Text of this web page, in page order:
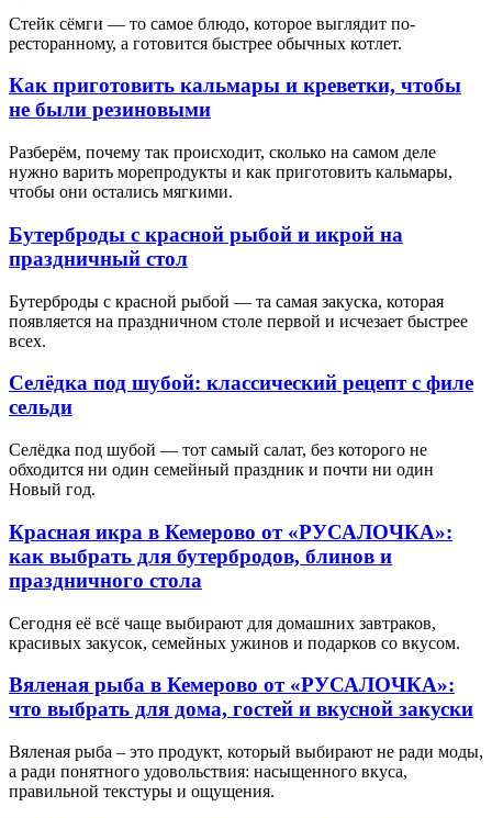
Стейк сёмги — то самое блюдо, которое выглядит по-
ресторанному, а готовится быстрее обычных котлет.
Как приготовить кальмары и креветки, чтобы
не были резиновыми
Разберём, почему так происходит, сколько на самом деле
нужно варить морепродукты и как приготовить кальмары,
чтобы они остались мягкими.
Бутерброды с красной рыбой и икрой на
праздничный стол
Бутерброды с красной рыбой — та самая закуска, которая
появляется на праздничном столе первой и исчезает быстрее
всех.
Селёдка под шубой: классический рецепт с филе
сельди
Селёдка под шубой — тот самый салат, без которого не
обходится ни один семейный праздник и почти ни один
Новый год.
Красная икра в Кемерово от «РУСАЛОЧКА»:
как выбрать для бутербродов, блинов и
праздничного стола
Сегодня её всё чаще выбирают для домашних завтраков,
красивых закусок, семейных ужинов и подарков со вкусом.
Вяленая рыба в Кемерово от «РУСАЛОЧКА»:
что выбрать для дома, гостей и вкусной закуски
Вяленая рыба – это продукт, который выбирают не ради моды,
а ради понятного удовольствия: насыщенного вкуса,
правильной текстуры и ощущения.